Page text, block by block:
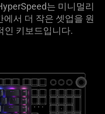
는 미니멀리
서 더 작은 셋업을 원
인 키보드입니다.